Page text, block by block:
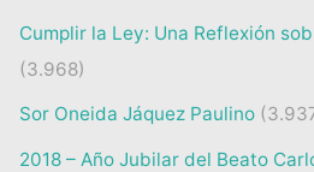
Cumplir la Ley: Una Reflexión
(3.968)
Sor Oneida Jáquez Paulino
2018 – Año Jubilar del Beato